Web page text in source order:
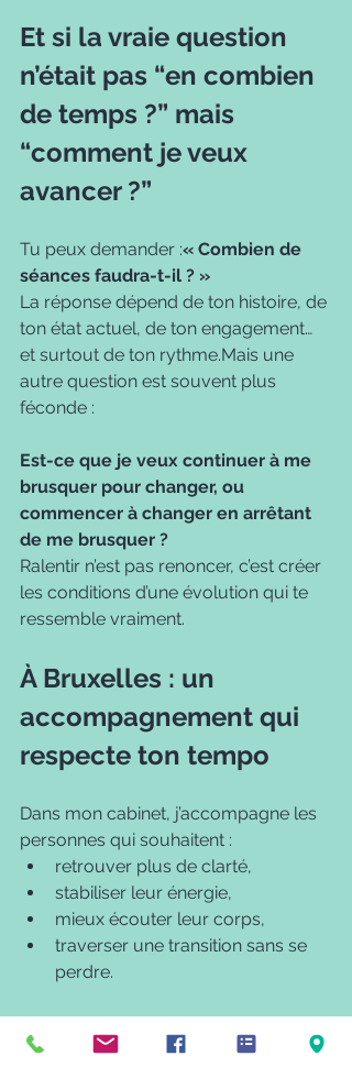
Et si la vraie question
n’était pas “en combien
de temps ?” mais
“comment je veux
avancer ?”
Tu peux demander :« Combien de
séances faudra-t-il ? »
La réponse dépend de ton histoire, de
ton état actuel, de ton engagement…
et surtout de ton rythme.Mais une
autre question est souvent plus
féconde :
Est-ce que je veux continuer à me
brusquer pour changer, ou
commencer à changer en arrêtant
de me brusquer ?
Ralentir n’est pas renoncer, c’est créer
les conditions d’une évolution qui te
ressemble vraiment.
À Bruxelles : un
accompagnement qui
respecte ton tempo
Dans mon cabinet, j’accompagne les
personnes qui souhaitent :
retrouver plus de clarté,
stabiliser leur énergie,
mieux écouter leur corps,
traverser une transition sans se
perdre.
des séances de shiatsu,